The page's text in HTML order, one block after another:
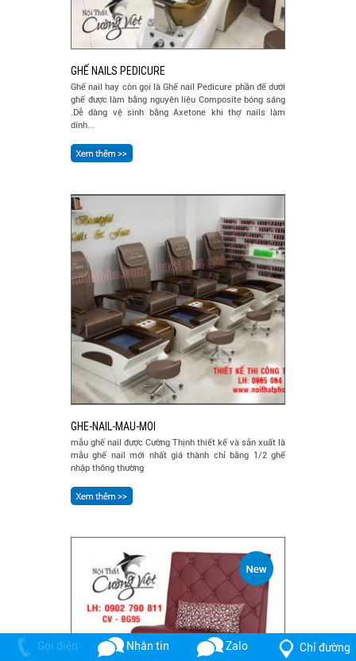
GHẾ NAILS PEDICURE
Ghế nail hay còn gọi là Ghế nail Pedicure phần đế dưới
ghế được làm bằng nguyên liệu Composite bóng sáng
.Dễ dàng vệ sinh bằng Axetone khi thợ nails làm
dính...
GHE-NAIL-MAU-MOI
mẫu ghế nail được Cường Thịnh thiết kế và sản xuất là
mẫu ghế nail mới nhất giá thành chỉ bằng 1/2 ghế
nhập thông thường
Gọi điện Nhắn tin Chỉ đường
Zalo